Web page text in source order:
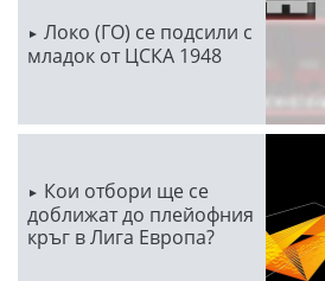
Локо (ГО) се подсили с
младок от ЦСКА 1948
Кои отбори ще се
доближат до плейофния
кръг в Лига Европа?